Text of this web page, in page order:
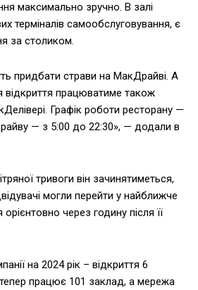
максимально зручно. В залі
терміналів самообслуговування, є
за столиком.
придбати страви на МакДрайві. А
відкриття працюватиме також
Графік роботи ресторану —
— з 5:00 до 22:30», — додали в
тривоги він зачинятиметься,
могли перейти у найближче
орієнтовно через годину після її
на 2024 рік – відкриття 6
тепер працює 101 заклад, а мережа